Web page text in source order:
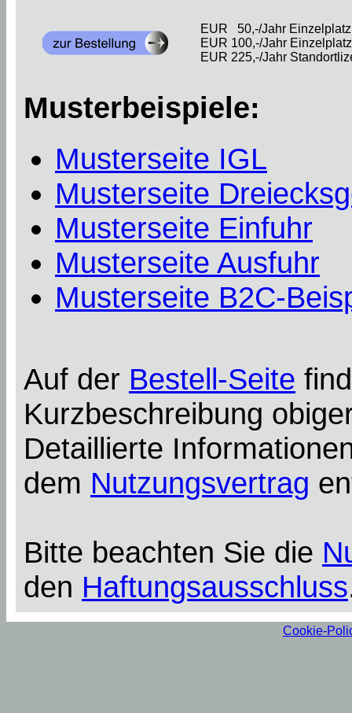
EUR 50,-/Jahr
EUR 100,-/Jahr
EUR 225,-/Jahr
Musterbeispiele:
Musterseite IGL
Musterseite
Musterseite Einfuhr
Musterseite Ausfuhr
Musterseite B2C-
Auf der Bestell-Seite
Kurzbeschreibung
Detaillierte
dem Nutzungsvertrag
Bitte beachten Sie die
den Haftungsausschluss
Cookie-